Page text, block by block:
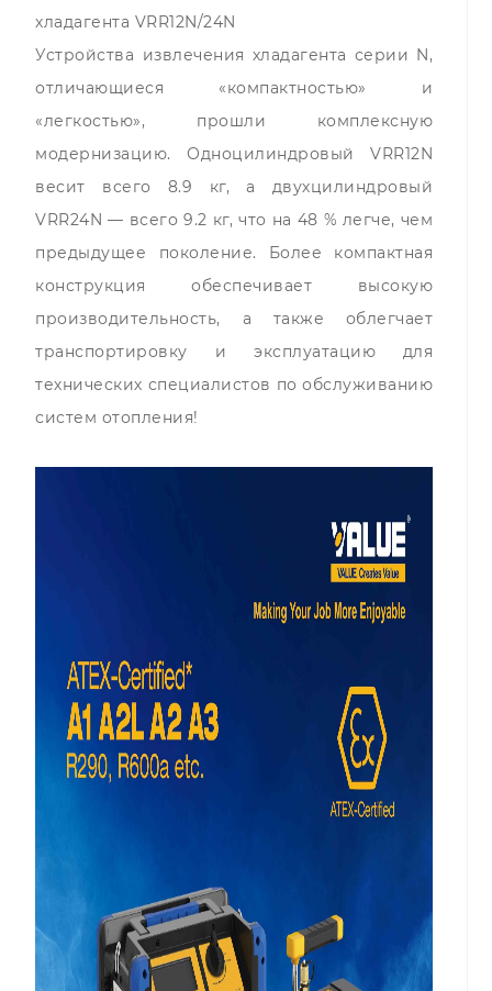
хладагента VRR12N/24N
Устройства извлечения хладагента серии N,
отличающиеся «компактностью» и
«легкостью», прошли комплексную
модернизацию. Одноцилиндровый VRR12N
весит всего 8.9 кг, а двухцилиндровый
VRR24N — всего 9.2 кг, что на 48 % легче, чем
предыдущее поколение. Более компактная
конструкция обеспечивает высокую
производительность, а также облегчает
транспортировку и эксплуатацию для
технических специалистов по обслуживанию
систем отопления!